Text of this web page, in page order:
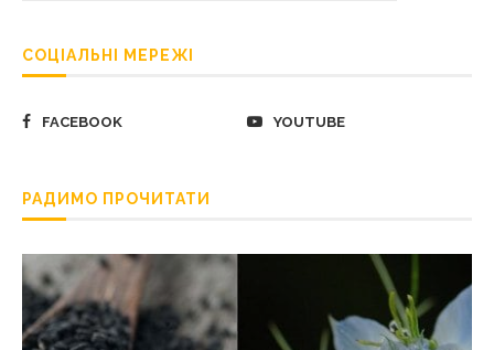
СОЦІАЛЬНІ МЕРЕЖІ
FACEBOOK YOUTUBE
РАДИМО ПРОЧИТАТИ